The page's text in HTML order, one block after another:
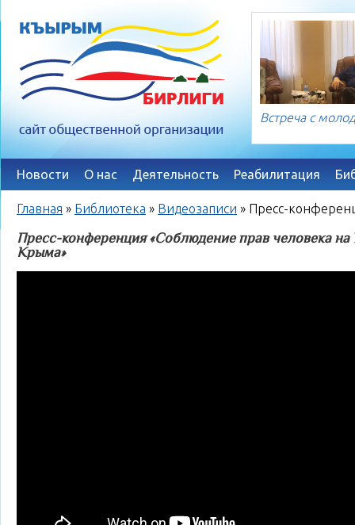
Встреча с
Новости О нас Деятельность Реабилитация
Главная » Библиотека » Видеозаписи » Пресс-
Пресс-конференция «Соблюдение прав человека на
Крыма»